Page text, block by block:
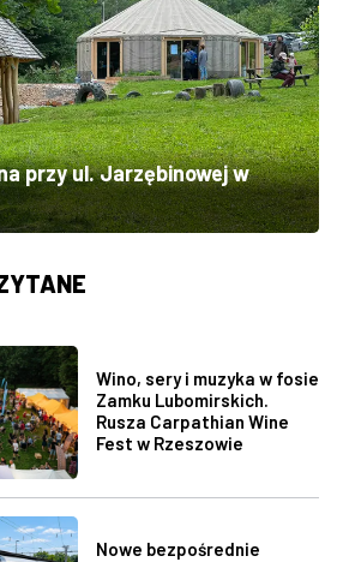
przy ul. Jarzębinowej w
Wino, sery i muzyka w fosie
Zamku Lubomirskich.
Rusza Carpathian Wine
Fest w Rzeszowie
Nowe bezpośrednie